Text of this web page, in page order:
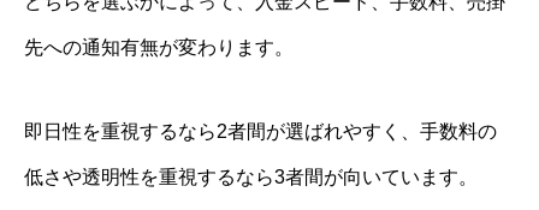
先への通知有無が変わります。
即日性を重視するなら2者間が選ばれやすく、手数料の
低さや透明性を重視するなら3者間が向いています。